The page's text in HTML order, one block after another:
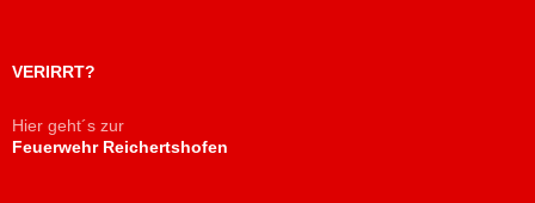
VERIRRT?
Hier geht´s zur
Feuerwehr Reichertshofen